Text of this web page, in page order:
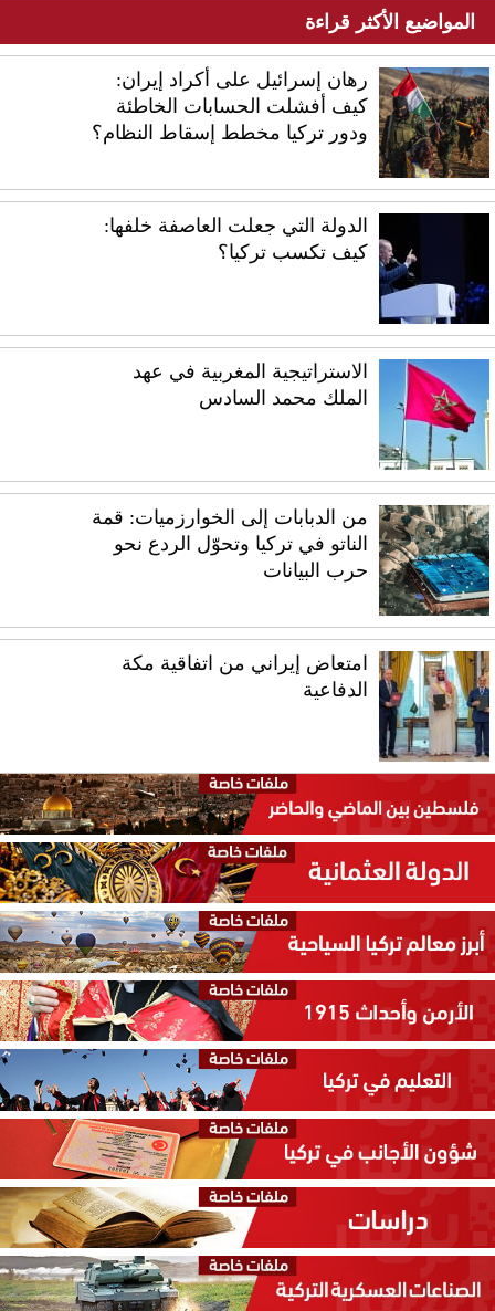
المواضيع الأكثر قراءة
رهان إسرائيل على أكراد إيران:
كيف أفشلت الحسابات الخاطئة
ودور تركيا مخطط إسقاط النظام؟
الدولة التي جعلت العاصفة خلفها:
كيف تكسب تركيا؟
الاستراتيجية المغربية في عهد
الملك محمد السادس
من الدبابات إلى الخوارزميات: قمة
الناتو في تركيا وتحوّل الردع نحو
حرب البيانات
امتعاض إيراني من اتفاقية مكة
الدفاعية